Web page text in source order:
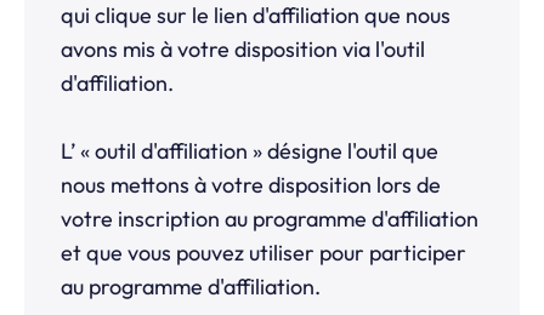
qui clique sur le lien d'affiliation que nous
avons mis à votre disposition via l'outil
d'affiliation.
L’ « outil d'affiliation » désigne l'outil que
nous mettons à votre disposition lors de
votre inscription au programme d'affiliation
et que vous pouvez utiliser pour participer
au programme d'affiliation.